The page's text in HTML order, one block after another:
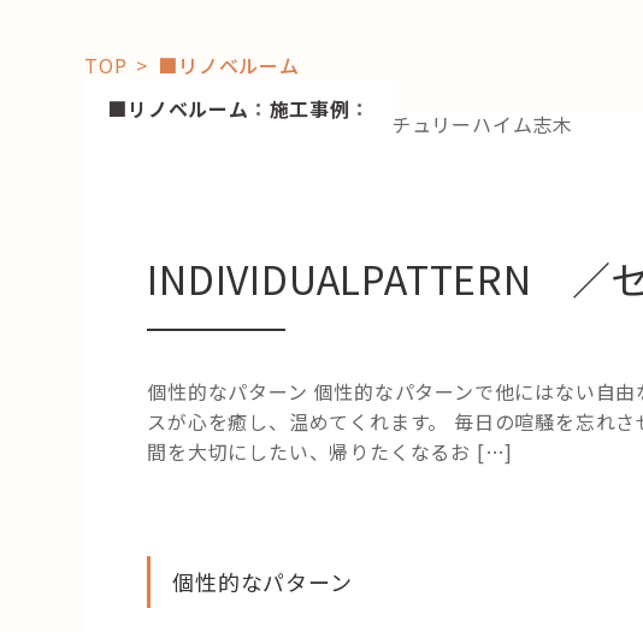
子育て
暮らし
TOP
■リノベルーム
■リノベルーム ： 施工事例 ：
INDIVIDUALPATTERN ／
個性的なパターン 個性的なパターンで他にはない自
スが心を癒し、温めてくれます。 毎日の喧騒を忘れ
間を大切にしたい、帰りたくなるお […]
個性的なパターン